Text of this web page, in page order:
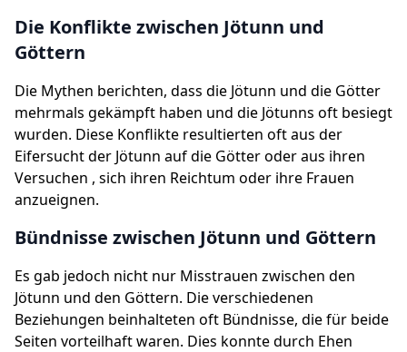
Die Konflikte zwischen Jötunn und
Göttern
Die Mythen berichten, dass die Jötunn und die Götter
mehrmals gekämpft haben und die Jötunns oft besiegt
wurden. Diese Konflikte resultierten oft aus der
Eifersucht der Jötunn auf die Götter oder aus ihren
Versuchen , sich ihren Reichtum oder ihre Frauen
anzueignen.
Bündnisse zwischen Jötunn und Göttern
Es gab jedoch nicht nur Misstrauen zwischen den
Jötunn und den Göttern. Die verschiedenen
Beziehungen beinhalteten oft Bündnisse, die für beide
Seiten vorteilhaft waren. Dies konnte durch Ehen